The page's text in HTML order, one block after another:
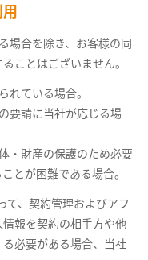
場合を除き、お客様の同
ことはございません。
れている場合。
要請に当社が応じる場
・財産の保護のため必要
とが困難である場合。
て、契約管理およびアフ
報を契約の相手方や他
必要がある場合、当社